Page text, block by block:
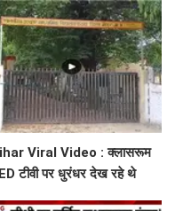
Viral Video : क्लासरूम
टीवी पर धुरंधर देख रहे थे